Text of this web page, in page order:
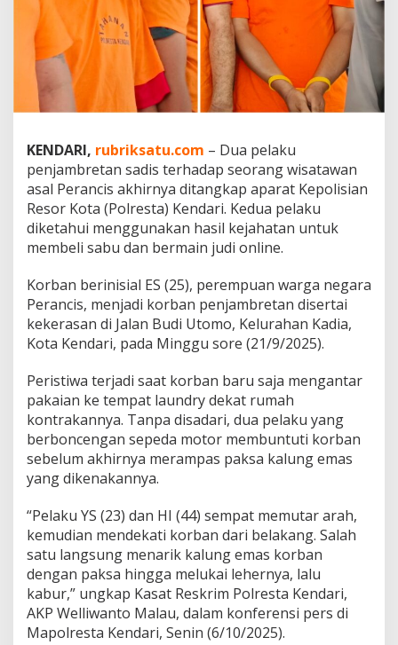
b
r
T
u
r
P
e
r
a
n
c
i
d
K
e
n
a
r
i
,
H
a
s
i
n
y
a
D
i
p
a
k
KENDARI, rubriksatu.com – Dua pelaku
penjambretan sadis terhadap seorang wisatawan
asal Perancis akhirnya ditangkap aparat Kepolisian
Resor Kota (Polresta) Kendari. Kedua pelaku
diketahui menggunakan hasil kejahatan untuk
membeli sabu dan bermain judi online.
Korban berinisial ES (25), perempuan warga negara
Perancis, menjadi korban penjambretan disertai
kekerasan di Jalan Budi Utomo, Kelurahan Kadia,
Kota Kendari, pada Minggu sore (21/9/2025).
Peristiwa terjadi saat korban baru saja mengantar
pakaian ke tempat laundry dekat rumah
kontrakannya. Tanpa disadari, dua pelaku yang
berboncengan sepeda motor membuntuti korban
sebelum akhirnya merampas paksa kalung emas
yang dikenakannya.
“Pelaku YS (23) dan HI (44) sempat memutar arah,
kemudian mendekati korban dari belakang. Salah
satu langsung menarik kalung emas korban
dengan paksa hingga melukai lehernya, lalu
kabur,” ungkap Kasat Reskrim Polresta Kendari,
AKP Welliwanto Malau, dalam konferensi pers di
Mapolresta Kendari, Senin (6/10/2025).